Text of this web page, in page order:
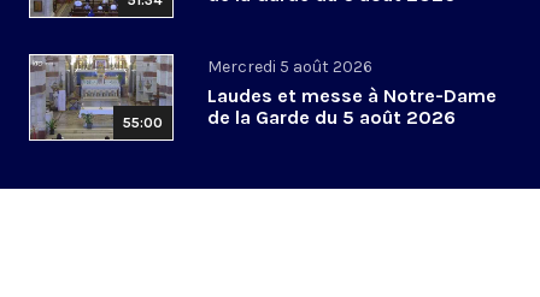
55:00
Mercredi 5 août 2026
Laudes et messe à Notre-Dame
de la Garde du 5 août 2026